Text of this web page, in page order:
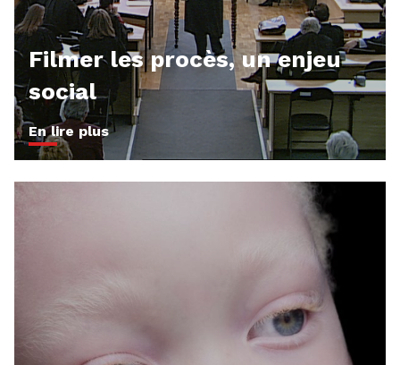
Filmer les procès, un enjeu
social
En lire plus